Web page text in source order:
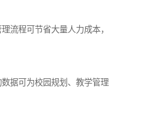
流程可节省大量人力成本，
据可为校园规划、教学管理